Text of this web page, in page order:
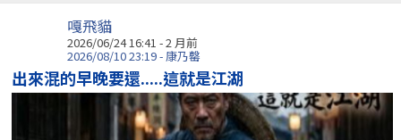
嘎飛貓
2026/06/24 16:41 - 2 月前
2026/08/10 23:19 - 康乃罄
出來混的早晚要還.....這就是江湖